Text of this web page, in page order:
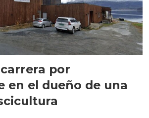
por
en el dueño de una